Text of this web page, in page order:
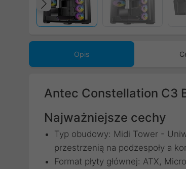
Poprzedni
Opis
Antec Constellation C3
Najważniejsze cechy
Typ obudowy: Midi Tower -
przestrzenią na podzespoły a
Format płyty głównej: ATX,